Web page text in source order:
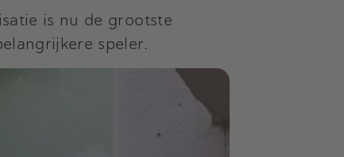
is nu de grootste
speler.